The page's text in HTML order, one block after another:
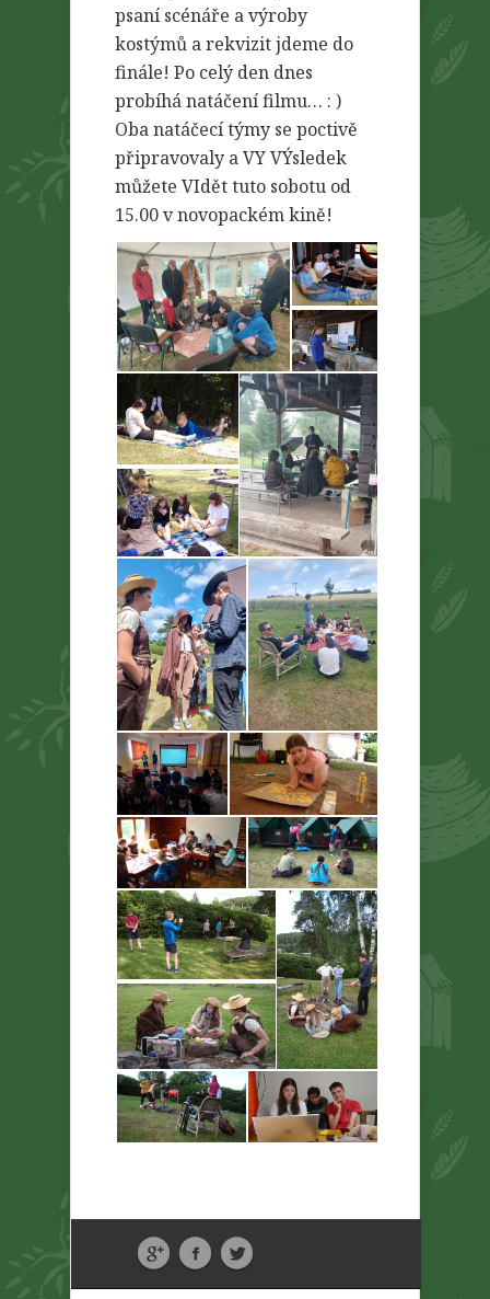
psaní scénáře a výroby
kostýmů a rekvizit jdeme do
finále! Po celý den dnes
probíhá natáčení filmu… : )
Oba natáčecí týmy se poctivě
připravovaly a VY VÝsledek
můžete VIdět tuto sobotu od
15.00 v novopackém kině!